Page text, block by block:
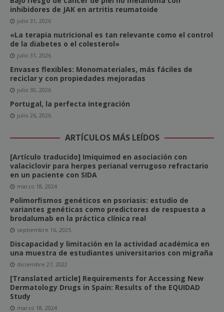
inhibidores de JAK en artritis reumatoide
julio 31, 2026
«La terapia nutricional es tan relevante como el control
de la diabetes o el colesterol»
julio 31, 2026
Envases flexibles: Monomateriales, más fáciles de
reciclar y con propiedades mejoradas
julio 30, 2026
Portugal, la perfecta integración
julio 26, 2026
ARTÍCULOS MÁS LEÍDOS
[Artículo traducido] Imiquimod en asociación con
valaciclovir para herpes perianal verrugoso refractario
en un paciente con SIDA
marzo 18, 2024
Polimorfismos genéticos en psoriasis: estudio de
variantes genéticas como predictores de respuesta a
brodalumab en la práctica clínica real
septiembre 16, 2025
Discapacidad y limitación en la actividad académica en
una muestra de estudiantes universitarios con migraña
diciembre 27, 2022
[Translated article] Requirements for Accessing New
Dermatology Drugs in Spain: Results of the EQUIDAD
Study
marzo 18, 2024